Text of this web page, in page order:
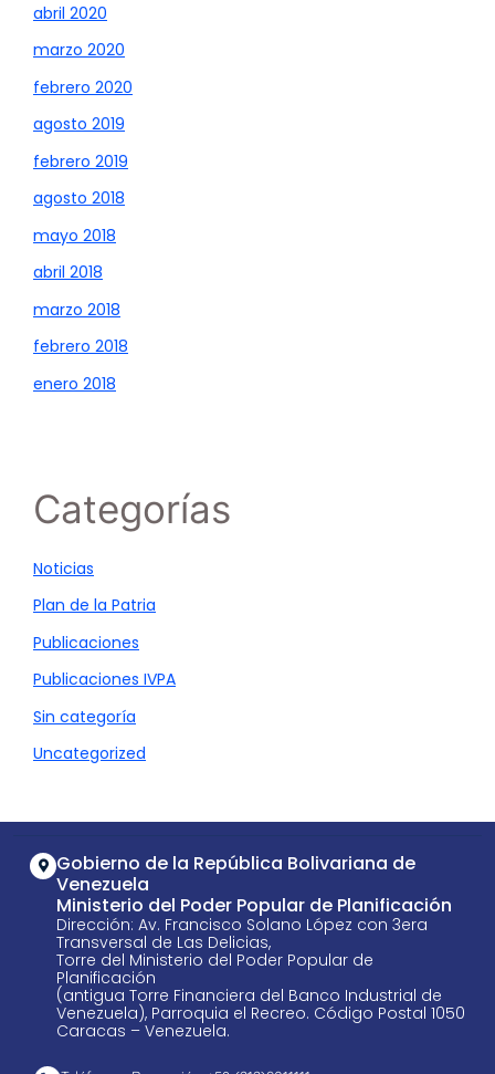
abril 2020
marzo 2020
febrero 2020
agosto 2019
febrero 2019
agosto 2018
mayo 2018
abril 2018
marzo 2018
febrero 2018
enero 2018
Categorías
Noticias
Plan de la Patria
Publicaciones
Publicaciones IVPA
Sin categoría
Uncategorized
Gobierno de la República Bolivariana de
Venezuela
Ministerio del Poder Popular de Planificación
Dirección: Av. Francisco Solano López con 3era
Transversal de Las Delicias,
Torre del Ministerio del Poder Popular de
Planificación
(antigua Torre Financiera del Banco Industrial de
Venezuela), Parroquia el Recreo. Código Postal 1050
Caracas – Venezuela.